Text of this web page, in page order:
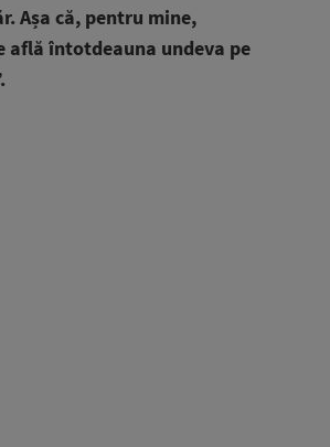
Așa că, pentru mine,
află întotdeauna undeva pe